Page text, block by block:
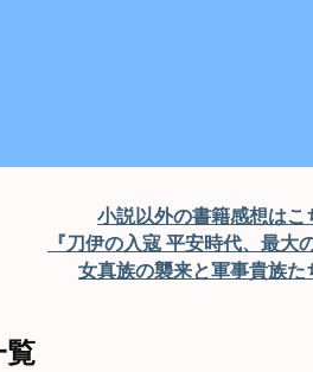
小説以外の書籍感想はこ
『刀伊の入寇 平安時代、最大
女真族の襲来と軍事貴族た